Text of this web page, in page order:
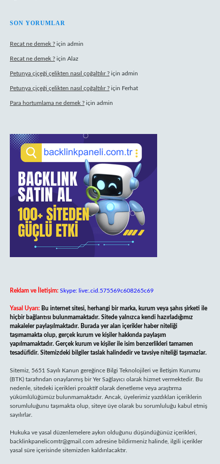
SON YORUMLAR
Recat ne demek ? için admin
Recat ne demek ? için Alaz
Petunya çiçeği çelikten nasıl çoğaltılır ? için admin
Petunya çiçeği çelikten nasıl çoğaltılır ? için Ferhat
Para hortumlama ne demek ? için admin
Reklam ve İletişim: Skype: live:.cid.575569c608265c69
Yasal Uyarı: Bu internet sitesi, herhangi bir marka, kurum veya şahıs şirketi ile
hiçbir bağlantısı bulunmamaktadır. Sitede yalnızca kendi hazırladığımız
makaleler paylaşılmaktadır. Burada yer alan içerikler haber niteliği
taşımamakta olup, gerçek kurum ve kişiler hakkında paylaşım
yapılmamaktadır. Gerçek kurum ve kişiler ile isim benzerlikleri tamamen
tesadüfidir. Sitemizdeki bilgiler taslak halindedir ve tavsiye niteliği taşımazlar.
Sitemiz, 5651 Sayılı Kanun gereğince Bilgi Teknolojileri ve İletişim Kurumu
(BTK) tarafından onaylanmış bir Yer Sağlayıcı olarak hizmet vermektedir. Bu
nedenle, sitedeki içerikleri proaktif olarak denetleme veya araştırma
yükümlülüğümüz bulunmamaktadır. Ancak, üyelerimiz yazdıkları içeriklerin
sorumluluğunu taşımakta olup, siteye üye olarak bu sorumluluğu kabul etmiş
sayılırlar.
Hukuka ve yasal düzenlemelere aykırı olduğunu düşündüğünüz içerikleri,
backlinkpanelicomtr@gmail.com adresine bildirmeniz halinde, ilgili içerikler
yasal süre içerisinde sitemizden kaldırılacaktır.